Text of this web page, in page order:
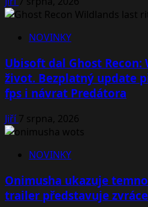
NOVINKY
Ubisoft dal Ghost
život. Bezplatný update
fps i návrat Predátora
Jiří7 srpna, 2026
NOVINKY
Onimusha ukazuje
trailer představuje